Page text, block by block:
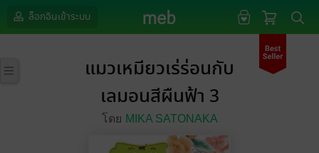
ล็อกอินเข้าระบบ
แมวเหมียวเร่ร่อนกับ
เลมอนสีผืนฟ้า 3
โดย MIKA SATONAKA